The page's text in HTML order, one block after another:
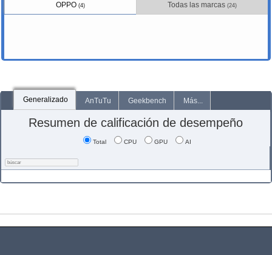
OPPO (4) Todas las marcas (24)
Generalizado AnTuTu Geekbench Más...
Resumen de calificación de desempeño
Total CPU GPU AI